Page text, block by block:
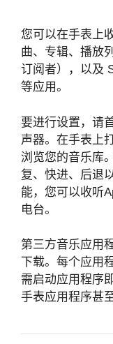
您可以在手表上
曲、专辑、播放
订阅者），以及
等应用。
要进行设置，请
声器。在手表上
浏览您的音乐库
复、快进、后退
能，您可以收听
电台。
第三方音乐应用
下载。每个应用
需启动应用程序
手表应用程序甚